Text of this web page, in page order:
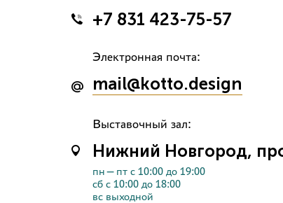
+7 831 423-75-57
Электронная почта:
mail@kotto.design
Выставочный зал:
Нижний Новгород,
пн—пт с 10:00 до 19:00
сб с 10:00 до 18:00
вс выходной